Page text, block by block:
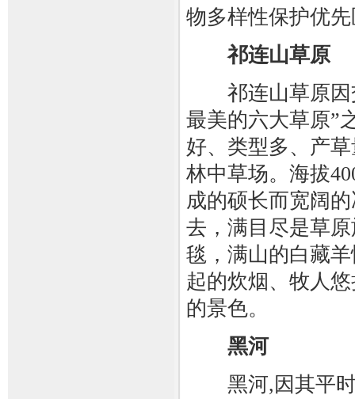
物多样性保护优
祁连山草原
祁连山草原因
最美的六大草原”
好、类型多、产
林中草场。海拔
成的硕长而宽阔
去，满目尽是草
毯，满山的白藏
起的炊烟、牧人
的景色。
黑河
黑河,因其平时